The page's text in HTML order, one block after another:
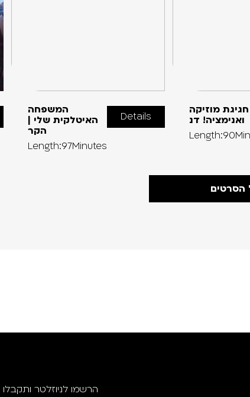
המשפחה
האיטלקית שלי |
הקר
Length:97Minutes
Details
חגיגת מוזיקה
ואנימציה! דנ
הסרטים
הרשמו לניוזלטר